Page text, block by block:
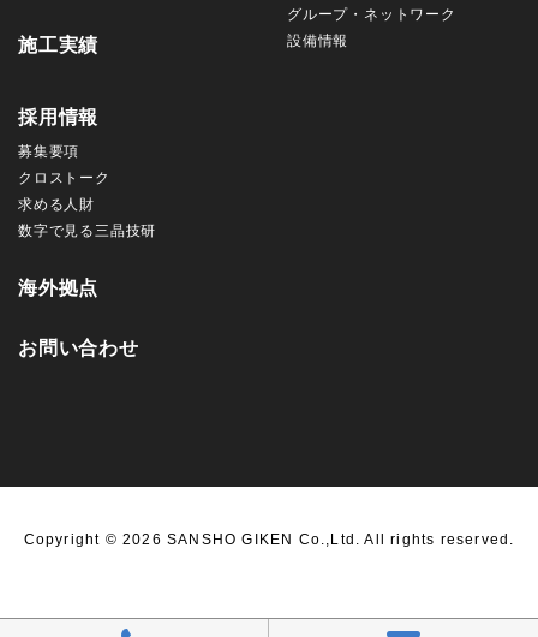
施工実績
グループ・ネットワーク
設備情報
採用情報
募集要項
クロストーク
求める人財
数字で見る三晶技研
海外拠点
お問い合わせ
Copyright © 2026 SANSHO GIKEN Co.,Ltd. All rights reserved.